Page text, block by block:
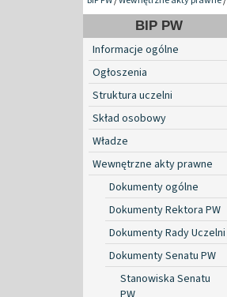
BIP PW
Informacje ogólne
Ogłoszenia
Struktura uczelni
Skład osobowy
Władze
Wewnętrzne akty prawne
Dokumenty ogólne
Dokumenty Rektora PW
Dokumenty Rady Uczelni
Dokumenty Senatu PW
Stanowiska Senatu